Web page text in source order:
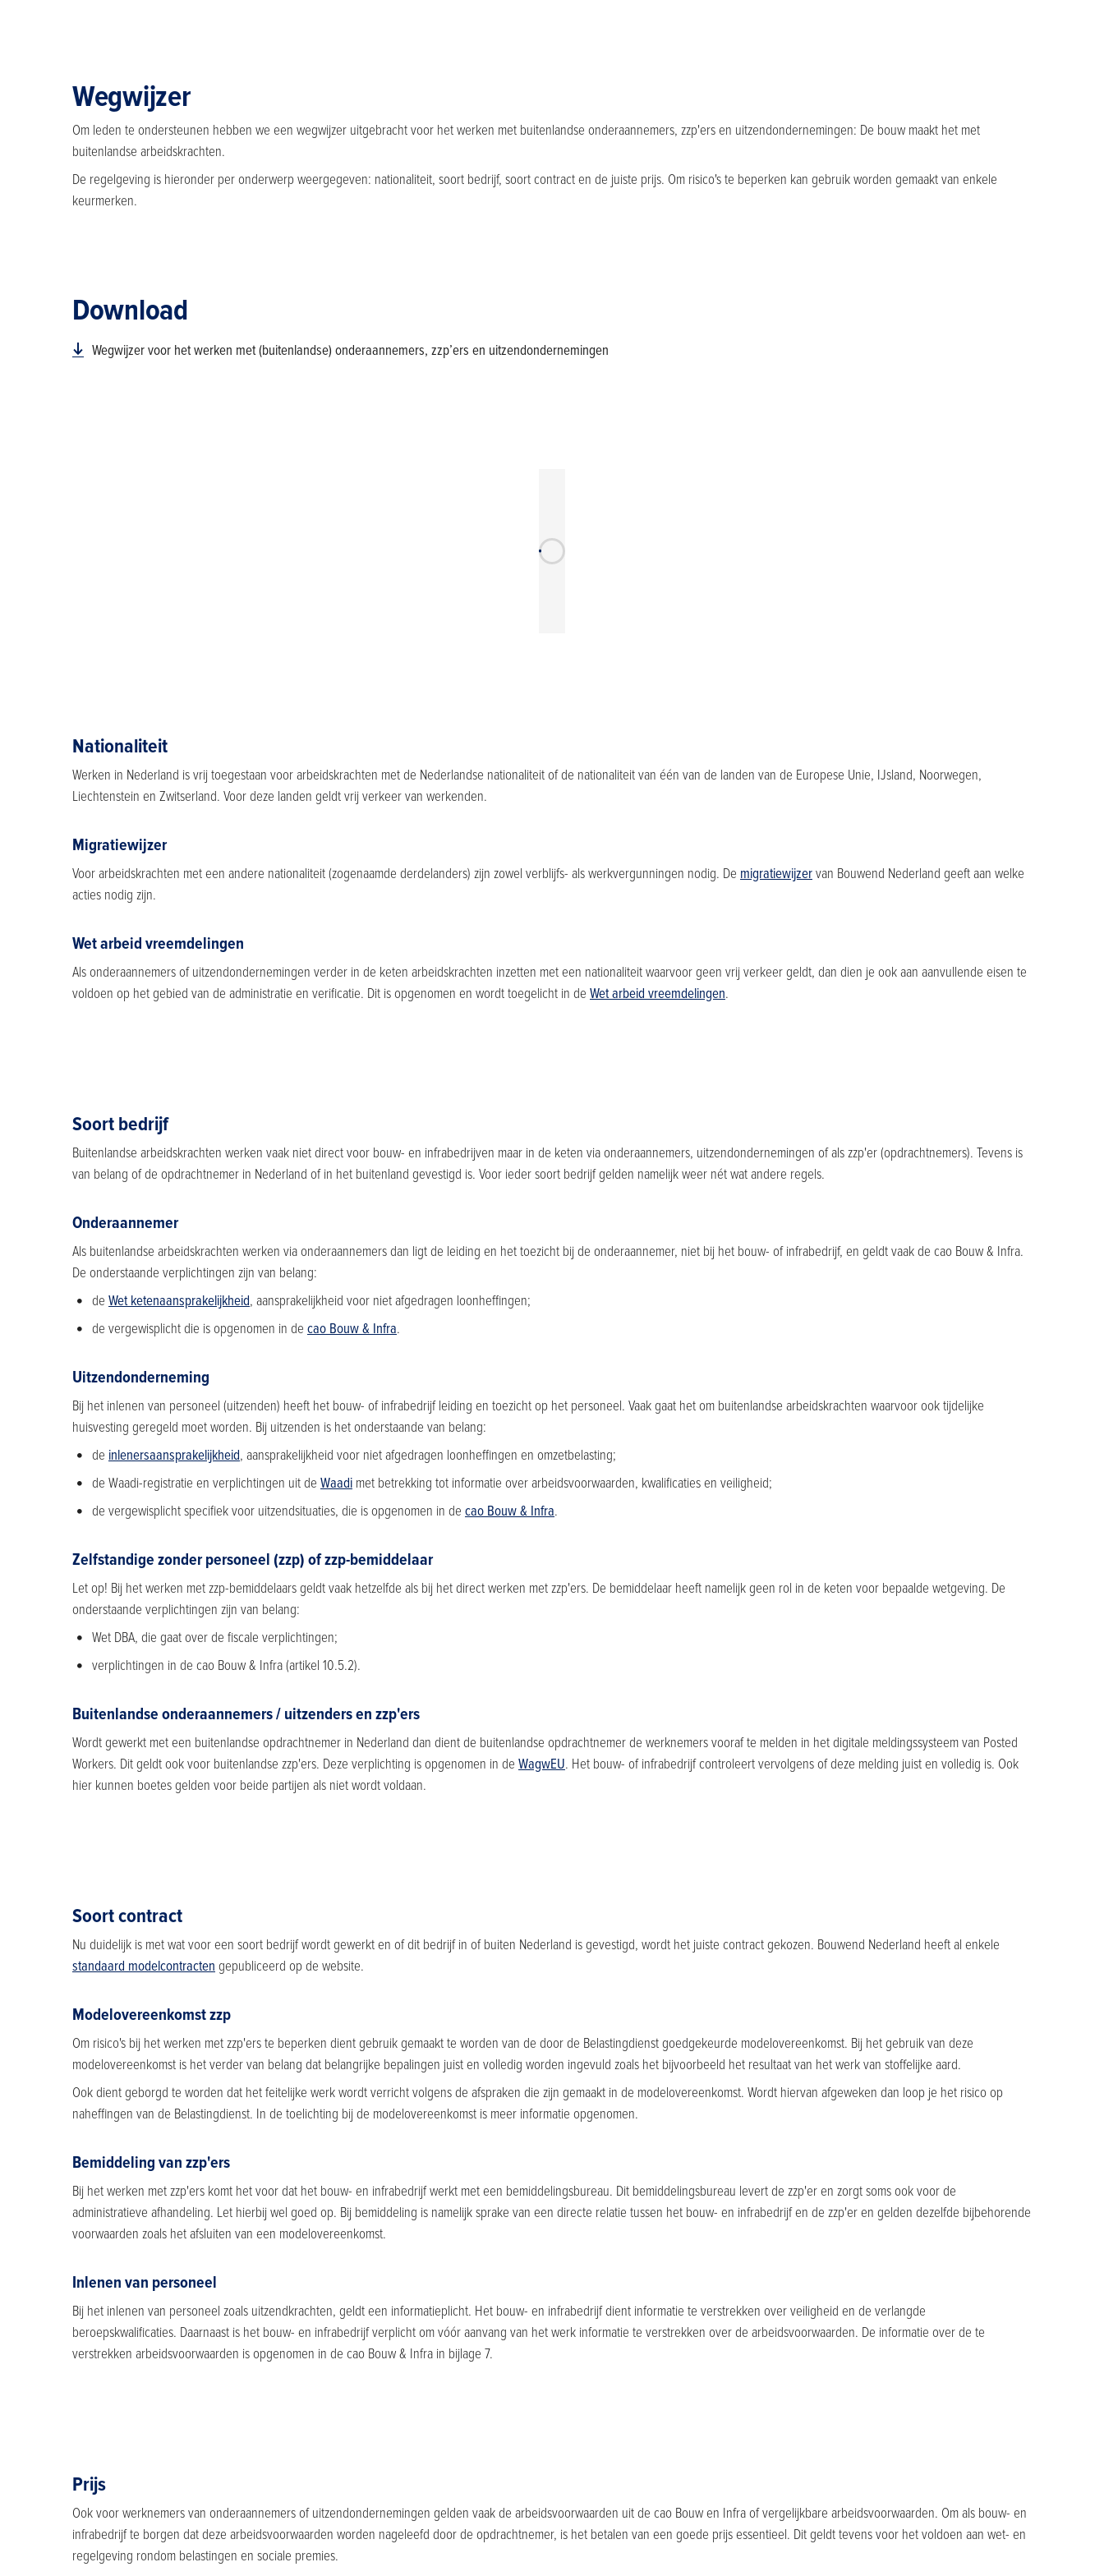
Wegwijzer
Om leden te ondersteunen hebben we een wegwijzer uitgebracht voor het werken met buitenlandse onderaannemers, zzp'ers en uitzendondernemingen: De bouw maakt het met
buitenlandse arbeidskrachten.
De regelgeving is hieronder per onderwerp weergegeven: nationaliteit, soort bedrijf, soort contract en de juiste prijs. Om risico's te beperken kan gebruik worden gemaakt van enkele
keurmerken.
Download
Wegwijzer voor het werken met (buitenlandse) onderaannemers, zzp’ers en uitzendondernemingen
Nationaliteit
Werken in Nederland is vrij toegestaan voor arbeidskrachten met de Nederlandse nationaliteit of de nationaliteit van één van de landen van de Europese Unie, IJsland, Noorwegen,
Liechtenstein en Zwitserland. Voor deze landen geldt vrij verkeer van werkenden.
Migratiewijzer
Voor arbeidskrachten met een andere nationaliteit (zogenaamde derdelanders) zijn zowel verblijfs- als werkvergunningen nodig. De migratiewijzervan Bouwend Nederland geeft aan welke
acties nodig zijn.
Wet arbeid vreemdelingen
Als onderaannemers of uitzendondernemingen verder in de keten arbeidskrachten inzetten met een nationaliteit waarvoor geen vrij verkeer geldt, dan dien je ook aan aanvullende eisen te
voldoen op het gebied van de administratie en verificatie. Dit is opgenomen en wordt toegelicht in de Wet arbeid vreemdelingen.
Soort bedrijf
Buitenlandse arbeidskrachten werken vaak niet direct voor bouw- en infrabedrijven maar in de keten via onderaannemers, uitzendondernemingen of als zzp'er (opdrachtnemers). Tevens is
van belang of de opdrachtnemer in Nederland of in het buitenland gevestigd is. Voor ieder soort bedrijf gelden namelijk weer nét wat andere regels.
Onderaannemer
Als buitenlandse arbeidskrachten werken via onderaannemers dan ligt de leiding en het toezicht bij de onderaannemer, niet bij het bouw- of infrabedrijf, en geldt vaak de cao Bouw & Infra.
De onderstaande verplichtingen zijn van belang:
de Wet ketenaansprakelijkheid, aansprakelijkheid voor niet afgedragen loonheffingen;
de vergewisplicht die is opgenomen in de cao Bouw & Infra.
Uitzendonderneming
Bij het inlenen van personeel (uitzenden) heeft het bouw- of infrabedrijf leiding en toezicht op het personeel. Vaak gaat het om buitenlandse arbeidskrachten waarvoor ook tijdelijke
huisvesting geregeld moet worden. Bij uitzenden is het onderstaande van belang:
de inlenersaansprakelijkheid, aansprakelijkheid voor niet afgedragen loonheffingen en omzetbelasting;
de Waadi-registratie en verplichtingen uit de Waadi met betrekking tot informatie over arbeidsvoorwaarden, kwalificaties en veiligheid;
de vergewisplicht specifiek voor uitzendsituaties, die is opgenomen in de cao Bouw & Infra.
Zelfstandige zonder personeel (zzp) of zzp-bemiddelaar
Let op! Bij het werken met zzp-bemiddelaars geldt vaak hetzelfde als bij het direct werken met zzp'ers. De bemiddelaar heeft namelijk geen rol in de keten voor bepaalde wetgeving. De
onderstaande verplichtingen zijn van belang:
Wet DBA, die gaat over de fiscale verplichtingen;
verplichtingen in de cao Bouw & Infra (artikel 10.5.2).
Buitenlandse onderaannemers / uitzenders en zzp'ers
Wordt gewerkt met een buitenlandse opdrachtnemer in Nederland dan dient de buitenlandse opdrachtnemer de werknemers vooraf te melden in het digitale meldingssysteem van Posted
Workers. Dit geldt ook voor buitenlandse zzp'ers. Deze verplichting is opgenomen in de WagwEU. Het bouw- of infrabedrijf controleert vervolgens of deze melding juist en volledig is. Ook
hier kunnen boetes gelden voor beide partijen als niet wordt voldaan.
Soort contract
Nu duidelijk is met wat voor een soort bedrijf wordt gewerkt en of dit bedrijf in of buiten Nederland is gevestigd, wordt het juiste contract gekozen. Bouwend Nederland heeft al enkele
standaard modelcontracten gepubliceerd op de website.
Modelovereenkomst zzp
Om risico's bij het werken met zzp'ers te beperken dient gebruik gemaakt te worden van de door de Belastingdienst goedgekeurde modelovereenkomst. Bij het gebruik van deze
modelovereenkomst is het verder van belang dat belangrijke bepalingen juist en volledig worden ingevuld zoals het bijvoorbeeld het resultaat van het werk van stoffelijke aard.
Ook dient geborgd te worden dat het feitelijke werk wordt verricht volgens de afspraken die zijn gemaakt in de modelovereenkomst. Wordt hiervan afgeweken dan loop je het risico op
naheffingen van de Belastingdienst. In de toelichting bij de modelovereenkomst is meer informatie opgenomen.
Bemiddeling van zzp'ers
Bij het werken met zzp'ers komt het voor dat het bouw- en infrabedrijf werkt met een bemiddelingsbureau. Dit bemiddelingsbureau levert de zzp'er en zorgt soms ook voor de
administratieve afhandeling. Let hierbij wel goed op. Bij bemiddeling is namelijk sprake van een directe relatie tussen het bouw- en infrabedrijf en de zzp'er en gelden dezelfde bijbehorende
voorwaarden zoals het afsluiten van een modelovereenkomst.
Inlenen van personeel
Bij het inlenen van personeel zoals uitzendkrachten, geldt een informatieplicht. Het bouw- en infrabedrijf dient informatie te verstrekken over veiligheid en de verlangde
beroepskwalificaties. Daarnaast is het bouw- en infrabedrijf verplicht om vóór aanvang van het werk informatie te verstrekken over de arbeidsvoorwaarden. De informatie over de te
verstrekken arbeidsvoorwaarden is opgenomen in de cao Bouw & Infra in bijlage 7.
Prijs
Ook voor werknemers van onderaannemers of uitzendondernemingen gelden vaak de arbeidsvoorwaarden uit de cao Bouw en Infra of vergelijkbare arbeidsvoorwaarden. Om als bouw- en
infrabedrijf te borgen dat deze arbeidsvoorwaarden worden nageleefd door de opdrachtnemer, is het betalen van een goede prijs essentieel. Dit geldt tevens voor het voldoen aan wet- en
regelgeving rondom belastingen en sociale premies.